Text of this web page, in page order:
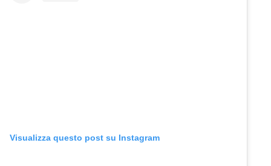
Visualizza questo post su Instagram